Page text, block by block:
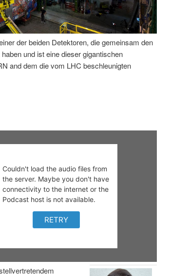
der beiden Detektoren, die gemeinsam den
und ist eine dieser gigantischen
and dem die vom LHC beschleunigten